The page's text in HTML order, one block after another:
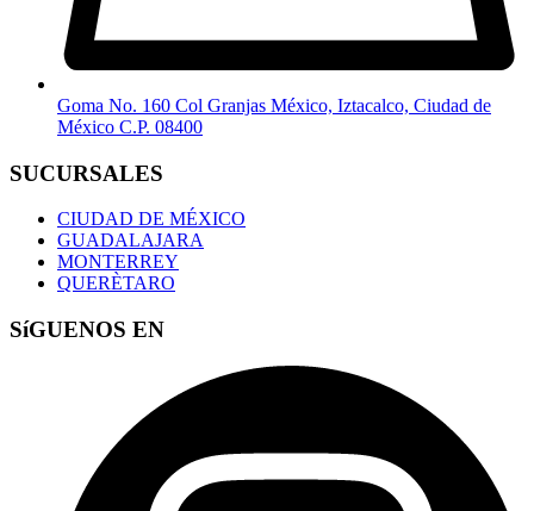
Goma No. 160 Col Granjas México, Iztacalco, Ciudad de
México C.P. 08400
SUCURSALES
CIUDAD DE MÉXICO
GUADALAJARA
MONTERREY
QUERÈTARO
SíGUENOS EN